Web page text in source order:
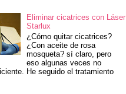
Eliminar cicatrices con Láser
Starlux
¿Cómo quitar cicatrices?
¿Con aceite de rosa
mosqueta? sí claro, pero
eso algunas veces no
He seguido el tratamiento